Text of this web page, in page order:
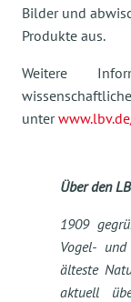
Bilder und
Produkte aus.
Weitere
unter
Über den
1909
Vogel-
älteste
aktuell